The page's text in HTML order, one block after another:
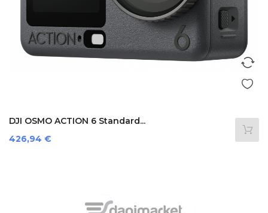
DJI OSMO ACTION 6 Standard...
Prezzo
426,94 €